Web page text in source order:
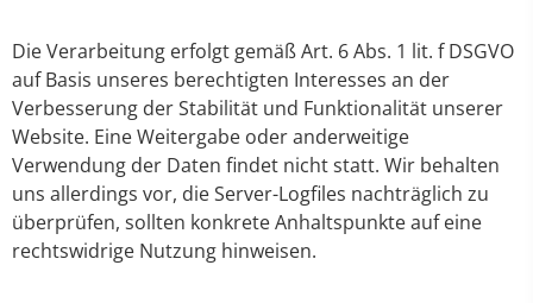
Die Verarbeitung erfolgt gemäß Art. 6 Abs. 1 lit. f DSGVO
auf Basis unseres berechtigten Interesses an der
Verbesserung der Stabilität und Funktionalität unserer
Website. Eine Weitergabe oder anderweitige
Verwendung der Daten findet nicht statt. Wir behalten
uns allerdings vor, die Server-Logfiles nachträglich zu
überprüfen, sollten konkrete Anhaltspunkte auf eine
rechtswidrige Nutzung hinweisen.